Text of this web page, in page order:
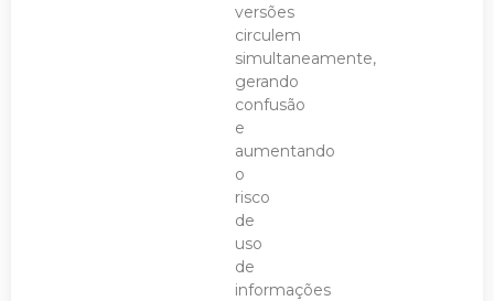
versões
circulem
simultaneamente,
gerando
confusão
e
aumentando
o
risco
de
uso
de
informações